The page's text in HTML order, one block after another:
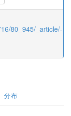
80_945/_article/-
分布